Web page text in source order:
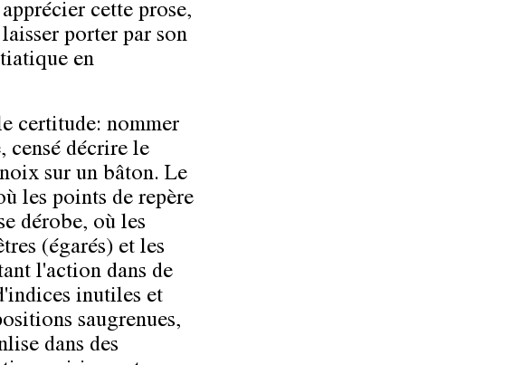
cette prose,
porter par son
en
certitude: nommer
censé décrire le
sur un bâton. Le
les points de repère
dérobe, où les
(égarés) et les
l'action dans de
inutiles et
saugrenues,
dans des